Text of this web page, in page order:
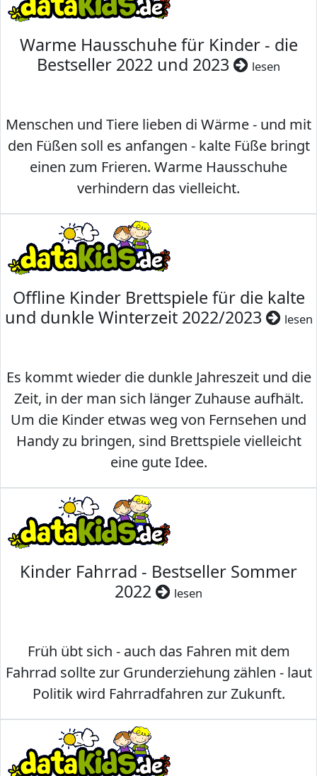
Warme Hausschuhe für Kinder - die
Bestseller 2022 und 2023
lesen
Menschen und Tiere lieben di Wärme - und mit
den Füßen soll es anfangen - kalte Füße bringt
einen zum Frieren. Warme Hausschuhe
verhindern das vielleicht.
Offline Kinder Brettspiele für die kalte
und dunkle Winterzeit 2022/2023
lesen
Es kommt wieder die dunkle Jahreszeit und die
Zeit, in der man sich länger Zuhause aufhält.
Um die Kinder etwas weg von Fernsehen und
Handy zu bringen, sind Brettspiele vielleicht
eine gute Idee.
Kinder Fahrrad - Bestseller Sommer
2022
lesen
Früh übt sich - auch das Fahren mit dem
Fahrrad sollte zur Grunderziehung zählen - laut
Politik wird Fahrradfahren zur Zukunft.